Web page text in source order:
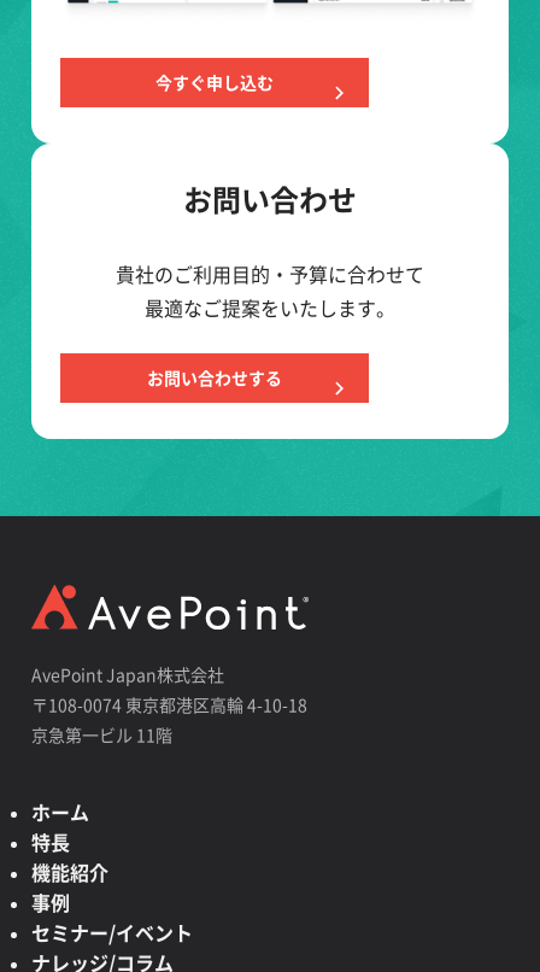
今すぐ申し込む
お問い合わせ
貴社のご利用目的・予算に合わせて
最適なご提案をいたします。
お問い合わせする
AvePoint Japan株式会社
〒108-0074 東京都港区高輪 4-10-18
京急第一ビル 11階
ホーム
特長
機能紹介
事例
セミナー/イベント
ナレッジ/コラム